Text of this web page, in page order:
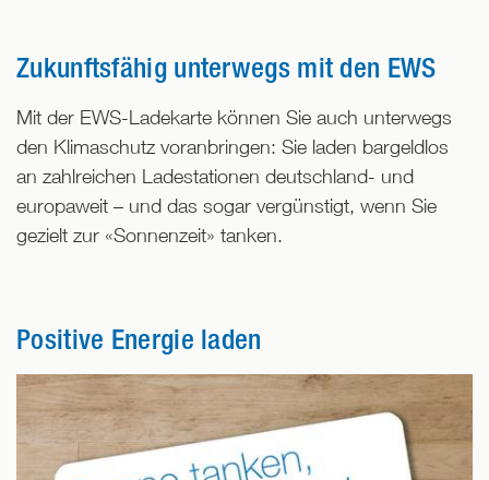
Zukunftsfähig unterwegs mit den EWS
Mit der EWS-Ladekarte können Sie auch unterwegs
den Klimaschutz voranbringen: Sie laden bargeldlos
an zahlreichen Ladestationen deutschland- und
europaweit – und das sogar vergünstigt, wenn Sie
gezielt zur «Sonnenzeit» tanken.
Positive Energie laden